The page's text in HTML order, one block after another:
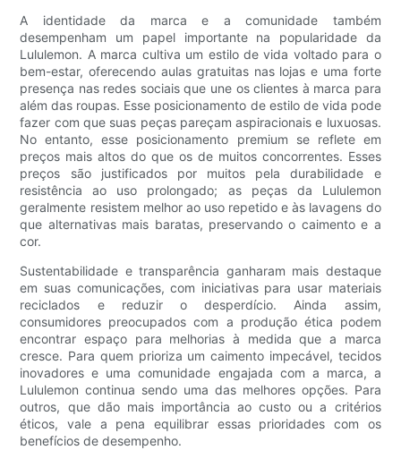
A identidade da marca e a comunidade também
desempenham um papel importante na popularidade da
Lululemon. A marca cultiva um estilo de vida voltado para o
bem-estar, oferecendo aulas gratuitas nas lojas e uma forte
presença nas redes sociais que une os clientes à marca para
além das roupas. Esse posicionamento de estilo de vida pode
fazer com que suas peças pareçam aspiracionais e luxuosas.
No entanto, esse posicionamento premium se reflete em
preços mais altos do que os de muitos concorrentes. Esses
preços são justificados por muitos pela durabilidade e
resistência ao uso prolongado; as peças da Lululemon
geralmente resistem melhor ao uso repetido e às lavagens do
que alternativas mais baratas, preservando o caimento e a
cor.
Sustentabilidade e transparência ganharam mais destaque
em suas comunicações, com iniciativas para usar materiais
reciclados e reduzir o desperdício. Ainda assim,
consumidores preocupados com a produção ética podem
encontrar espaço para melhorias à medida que a marca
cresce. Para quem prioriza um caimento impecável, tecidos
inovadores e uma comunidade engajada com a marca, a
Lululemon continua sendo uma das melhores opções. Para
outros, que dão mais importância ao custo ou a critérios
éticos, vale a pena equilibrar essas prioridades com os
benefícios de desempenho.